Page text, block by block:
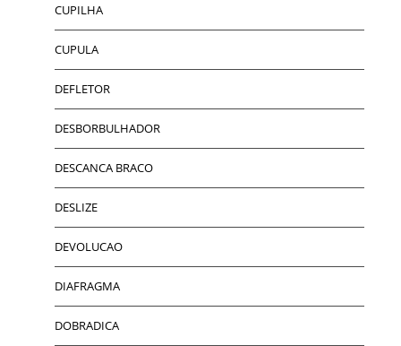
CUPILHA
CUPULA
DEFLETOR
DESBORBULHADOR
DESCANCA BRACO
DESLIZE
DEVOLUCAO
DIAFRAGMA
DOBRADICA